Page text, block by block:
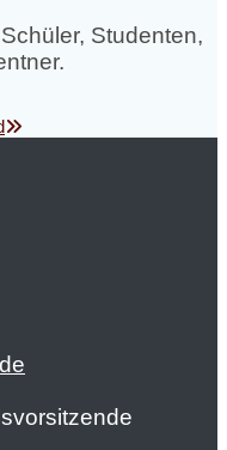
Studenten,